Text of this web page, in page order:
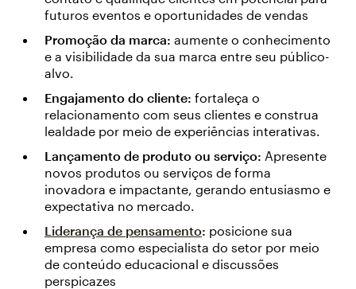
futuros eventos e oportunidades de vendas
Promoção da marca: aumente o conhecimento
e a visibilidade da sua marca entre seu público-
alvo.
Engajamento do cliente: fortaleça o
relacionamento com seus clientes e construa
lealdade por meio de experiências interativas.
Lançamento de produto ou serviço: Apresente
novos produtos ou serviços de forma
inovadora e impactante, gerando entusiasmo e
expectativa no mercado.
Liderança de pensamento: posicione sua
empresa como especialista do setor por meio
de conteúdo educacional e discussões
perspicazes